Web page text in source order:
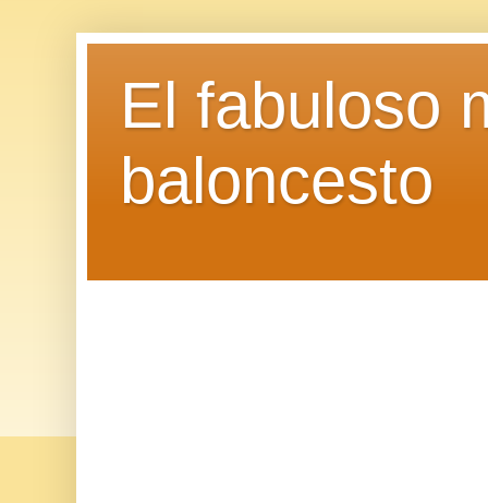
El fabuloso
baloncesto